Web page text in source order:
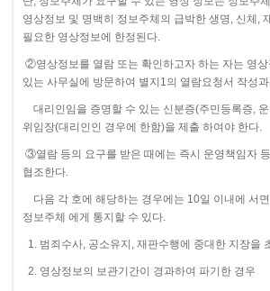
영상정보 및 명백히 정보주체의 급박한 생명, 신체,
필요한 영상정보에 한정된다.
②영상정보를 열람 또는 확인하고자 하는 자는 영상
있는 사무실에 방문하여 별지1의 열람요청서 작성
대리인임을 증명할 수 있는 신분증(주민등록증,
위임장(대리인인 경우에 한함)을 제출 하여야 한다.
③열람 등의 요구를 받은 때에는 즉시 운영책임자
협조한다.
다음 각 호에 해당하는 경우에는 10일 이내에 서
정보주체 에게 통지할 수 있다.
1. 범죄수사, 공소유지, 재판수행에 중대한 지장을
2. 영상정보의 보관기간이 경과하여 파기한 경우